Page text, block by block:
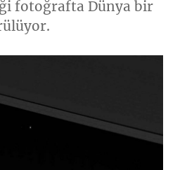
fotoğrafta Dünya bir